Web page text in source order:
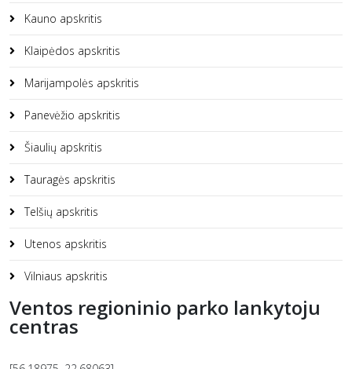
Kauno apskritis
Klaipėdos apskritis
Marijampolės apskritis
Panevėžio apskritis
Šiaulių apskritis
Tauragės apskritis
Telšių apskritis
Utenos apskritis
Vilniaus apskritis
Ventos regioninio parko lankytoju
centras